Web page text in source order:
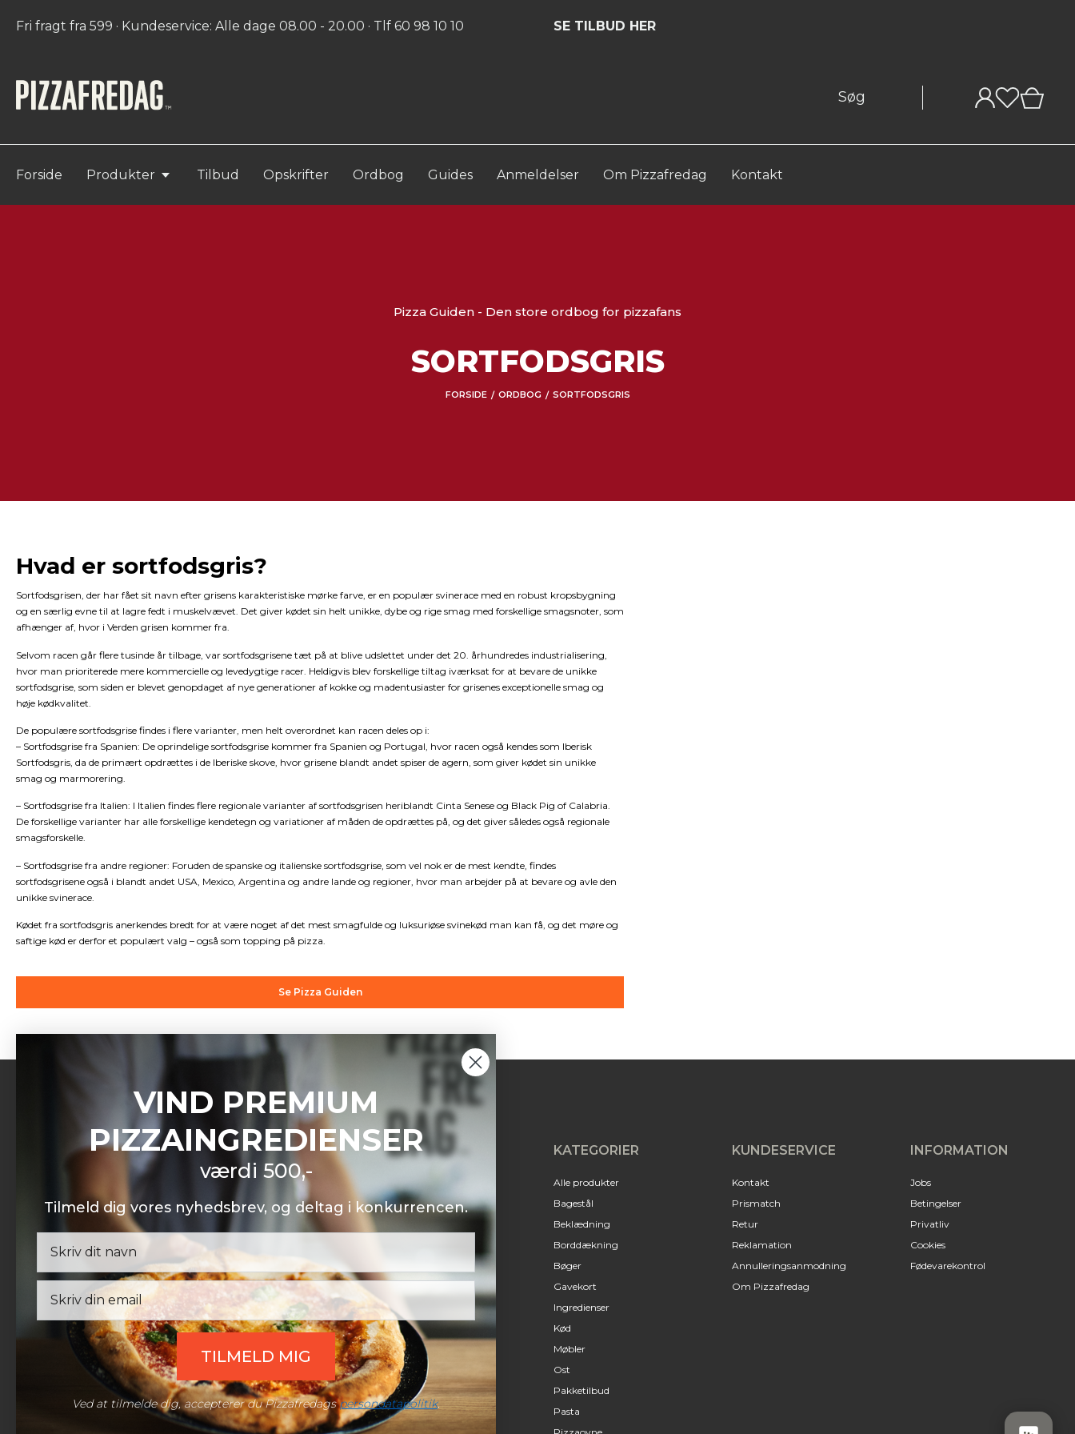
Fri fragt fra 599 · Kundeservice: Alle dage 08.00 - 20.00 · Tlf 60 98 10 10 SE TILBUD HER
Forside Produkter Tilbud Opskrifter Ordbog Guides Anmeldelser Om Pizzafredag Kontakt
Pizza Guiden - Den store ordbog for pizzafans
SORTFODSGRIS
FORSIDE / ORDBOG / SORTFODSGRIS
Hvad er sortfodsgris?
Sortfodsgrisen, der har fået sit navn efter grisens karakteristiske mørke farve, er en populær svinerace med en robust kropsbygning
og en særlig evne til at lagre fedt i muskelvævet. Det giver kødet sin helt unikke, dybe og rige smag med forskellige smagsnoter, som
afhænger af, hvor i Verden grisen kommer fra.
Selvom racen går flere tusinde år tilbage, var sortfodsgrisene tæt på at blive udslettet under det 20. århundredes industrialisering,
hvor man prioriterede mere kommercielle og levedygtige racer. Heldigvis blev forskellige tiltag iværksat for at bevare de unikke
sortfodsgrise, som siden er blevet genopdaget af nye generationer af kokke og madentusiaster for grisenes exceptionelle smag og
høje kødkvalitet.
De populære sortfodsgrise findes i flere varianter, men helt overordnet kan racen deles op i:
– Sortfodsgrise fra Spanien: De oprindelige sortfodsgrise kommer fra Spanien og Portugal, hvor racen også kendes som Iberisk
Sortfodsgris, da de primært opdrættes i de Iberiske skove, hvor grisene blandt andet spiser de agern, som giver kødet sin unikke
smag og marmorering.
– Sortfodsgrise fra Italien: I Italien findes flere regionale varianter af sortfodsgrisen heriblandt Cinta Senese og Black Pig of Calabria.
De forskellige varianter har alle forskellige kendetegn og variationer af måden de opdrættes på, og det giver således også regionale
smagsforskelle.
– Sortfodsgrise fra andre regioner: Foruden de spanske og italienske sortfodsgrise, som vel nok er de mest kendte, findes
sortfodsgrisene også i blandt andet USA, Mexico, Argentina og andre lande og regioner, hvor man arbejder på at bevare og avle den
unikke svinerace.
Kødet fra sortfodsgris anerkendes bredt for at være noget af det mest smagfulde og luksuriøse svinekød man kan få, og det møre og
saftige kød er derfor et populært valg – også som topping på pizza.
Se Pizza Guiden
PIZZAFREDAG
Petersmindevej 17C
8800 Viborg
Kundeservice
08:00 – 20:00
Helligdage:08:00 – 20:00
Afhentning – Viborg
07:30 – 15:00
Udenfor åbningstid:Efter aftale
(+45) 60 98 10 10
support@pizzafredag.dk
KATEGORIER
Alle produkter
Bagestål
Beklædning
Borddækning
Bøger
Gavekort
Ingredienser
Kød
Møbler
Ost
Pakketilbud
Pasta
KUNDESERVICE
Kontakt
Prismatch
Retur
Reklamation
Annulleringsanmodning
Om Pizzafredag
INFORMATION
Jobs
Betingelser
Privatliv
Cookies
Fødevarekontrol
VIND PREMIUM
PIZZAINGREDIENSER
værdi 500,-
Tilmeld dig vores nyhedsbrev, og deltag i konkurrencen.
TILMELD MIG
Ved at tilmelde dig, accepterer du Pizzafredagspersondatapolitik.